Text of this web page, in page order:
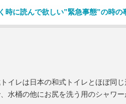
時に読んで欲しい”緊急事態”の時の
イレは日本の和式トイレとほぼ同
水桶の他にお尻を洗う用のシャワー